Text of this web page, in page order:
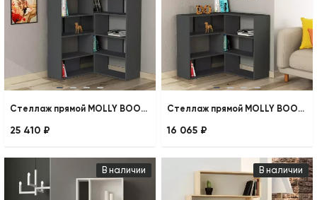
Стеллаж прямой MOLLY BOOKCASE NO.4
25 410 ₽
Стеллаж прямой MOLLY BOOKCASE NO.3
16 065 ₽
В наличии В наличии